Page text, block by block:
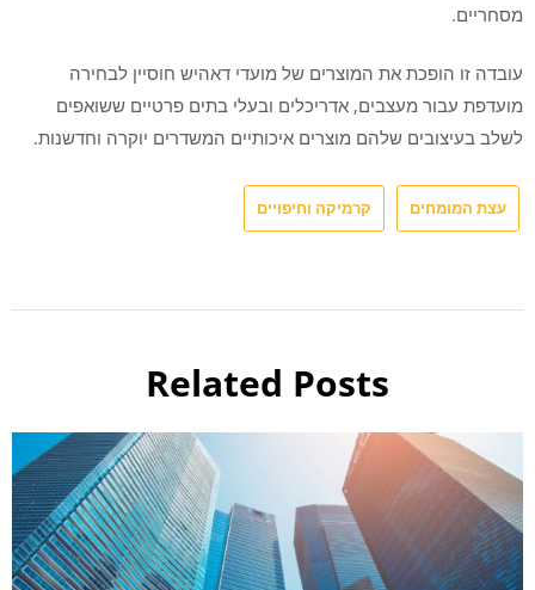
מסחריים.
עובדה זו הופכת את המוצרים של מועדי דאהיש חוסיין לבחירה
מועדפת עבור מעצבים, אדריכלים ובעלי בתים פרטיים ששואפים
לשלב בעיצובים שלהם מוצרים איכותיים המשדרים יוקרה וחדשנות.
עצת המומחים קרמיקה וחיפויים
Related Posts